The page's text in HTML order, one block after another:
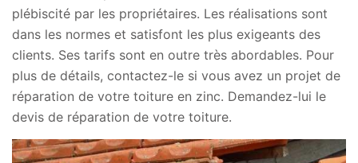
plébiscité par les propriétaires. Les réalisations sont
dans les normes et satisfont les plus exigeants des
clients. Ses tarifs sont en outre très abordables. Pour
plus de détails, contactez-le si vous avez un projet de
réparation de votre toiture en zinc. Demandez-lui le
devis de réparation de votre toiture.